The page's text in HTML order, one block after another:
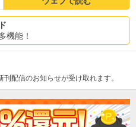
機能！
配信のお知らせが受け取れます。